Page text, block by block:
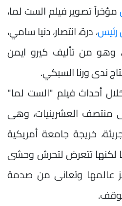
مؤخراً تصوير فيلم الست لما،
رئيس، درة، انتصار، دنيا سامي،
وهو من تأليف كيرو ايمن
ندى ورنا السبكي.
أحداث فيلم "الست لما"
منتصف العشرينيات، وهى
خريجة جامعة أمريكية
لكنها تتعرض لتحرش وحشى
عالمها وتعانى من صدمة